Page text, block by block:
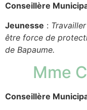
Conseillère
Jeunesse :
être force de
de Bapaume.
Mme
Conseillère